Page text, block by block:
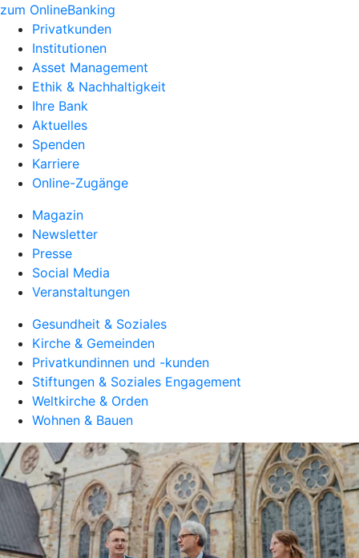
zum OnlineBanking
Privatkunden
Institutionen
Asset Management
Ethik & Nachhaltigkeit
Ihre Bank
Aktuelles
Spenden
Karriere
Online-Zugänge
Magazin
Newsletter
Presse
Social Media
Veranstaltungen
Gesundheit & Soziales
Kirche & Gemeinden
Privatkundinnen und -kunden
Stiftungen & Soziales Engagement
Weltkirche & Orden
Wohnen & Bauen